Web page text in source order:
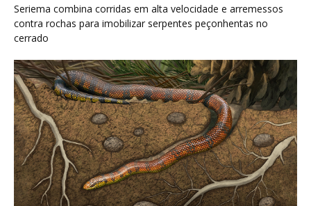
Seriema combina corridas em alta velocidade e arremessos
contra rochas para imobilizar serpentes peçonhentas no
cerrado